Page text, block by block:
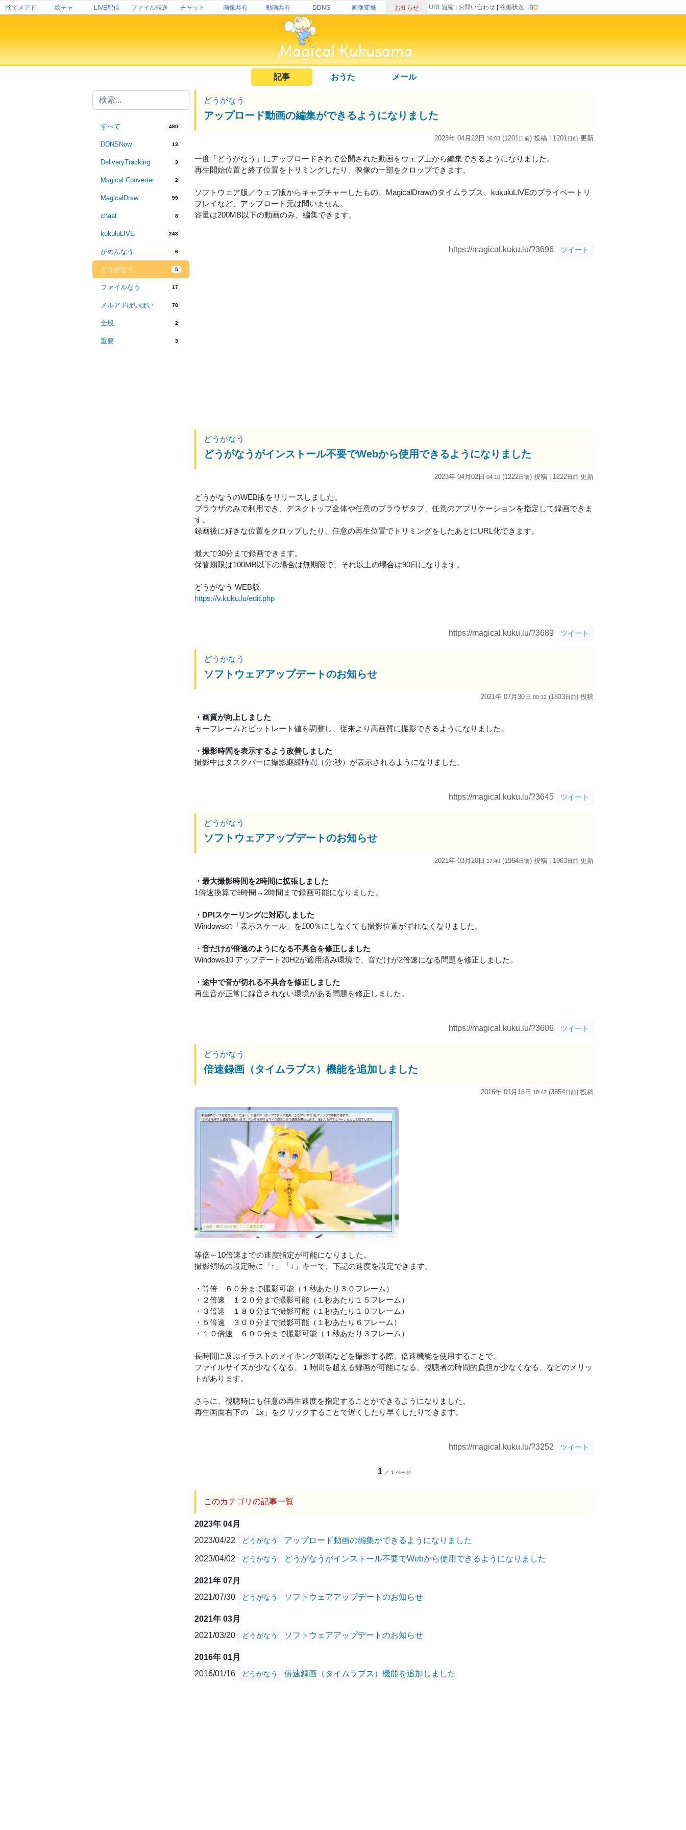
捨てメアド 絵チャ LIVE配信 ファイル転送 チャット 画像共有 動画共有 DDNS 画像変換 お知らせ URL短縮 お問い合わせ 稼働状況
記事 おうた メール
すべて 480
DDNSNow 13
DeliveryTracking 3
Magical Converter 2
MagicalDraw 99
chaat 8
kukuluLIVE 243
がめんなう 6
どうがなう 5
ファイルなう 17
メルアドぽいぽい 78
全般 2
重要 3
どうがなう
アップロード動画の編集ができるようになりました
2023年 04月22日 16:03 (1201日前) 投稿 | 1201日前 更新
一度「どうがなう」にアップロードされて公開された動画をウェブ上から編集できるようになりました。
再生開始位置と終了位置をトリミングしたり、映像の一部をクロップできます。
ソフトウェア版／ウェブ版からキャプチャーしたもの、MagicalDrawのタイムラプス、kukuluLIVEのプライベートリ
プレイなど、アップロード元は問いません。
容量は200MB以下の動画のみ、編集できます。
https://magical.kuku.lu/?3696 ツイート
どうがなう
どうがなうがインストール不要でWebから使用できるようになりました
2023年 04月02日 04:10 (1222日前) 投稿 | 1222日前 更新
どうがなうのWEB版をリリースしました。
ブラウザのみで利用でき、デスクトップ全体や任意のブラウザタブ、任意のアプリケーションを指定して録画できま
す。
録画後に好きな位置をクロップしたり、任意の再生位置でトリミングをしたあとにURL化できます。
最大で30分まで録画できます。
保管期限は100MB以下の場合は無期限で、それ以上の場合は90日になります。
どうがなう WEB版
https://v.kuku.lu/edit.php
https://magical.kuku.lu/?3689 ツイート
どうがなう
ソフトウェアアップデートのお知らせ
2021年 07月30日 00:12 (1833日前) 投稿
・画質が向上しました
キーフレームとビットレート値を調整し、従来より高画質に撮影できるようになりました。
・撮影時間を表示するよう改善しました
撮影中はタスクバーに撮影継続時間（分:秒）が表示されるようになりました。
https://magical.kuku.lu/?3645 ツイート
どうがなう
ソフトウェアアップデートのお知らせ
2021年 03月20日 17:40 (1964日前) 投稿 | 1963日前 更新
・最大撮影時間を2時間に拡張しました
1倍速換算で1時間→2時間まで録画可能になりました。
・DPIスケーリングに対応しました
Windowsの「表示スケール」を100％にしなくても撮影位置がずれなくなりました。
・音だけが倍速のようになる不具合を修正しました
Windows10 アップデート20H2が適用済み環境で、音だけが2倍速になる問題を修正しました。
・途中で音が切れる不具合を修正しました
再生音が正常に録音されない環境がある問題を修正しました。
https://magical.kuku.lu/?3606 ツイート
どうがなう
倍速録画（タイムラプス）機能を追加しました
2016年 01月16日 18:47 (3854日前) 投稿
等倍～10倍速までの速度指定が可能になりました。
撮影領域の設定時に「↑」「↓」キーで、下記の速度を設定できます。
・等倍 ６０分まで撮影可能（１秒あたり３０フレーム）
・２倍速 １２０分まで撮影可能（１秒あたり１５フレーム）
・３倍速 １８０分まで撮影可能（１秒あたり１０フレーム）
・５倍速 ３００分まで撮影可能（１秒あたり６フレーム）
・１０倍速 ６００分まで撮影可能（１秒あたり３フレーム）
長時間に及ぶイラストのメイキング動画などを撮影する際、倍速機能を使用することで、
ファイルサイズが少なくなる、１時間を超える録画が可能になる、視聴者の時間的負担が少なくなる、などのメリッ
トがあります。
さらに、視聴時にも任意の再生速度を指定することができるようになりました。
再生画面右下の「1x」をクリックすることで遅くしたり早くしたりできます。
https://magical.kuku.lu/?3252 ツイート
1 ／ 1 ページ
このカテゴリの記事一覧
2023年 04月
2023/04/22
どうがなう アップロード動画の編集ができるようになりました
2023/04/02 どうがなう どうがなうがインストール不要でWebから使用できるようになりました
2021年 07月
2021/07/30
どうがなう ソフトウェアアップデートのお知らせ
2021年 03月
2021/03/20
どうがなう ソフトウェアアップデートのお知らせ
2016年 01月
2016/01/16
どうがなう 倍速録画（タイムラプス）機能を追加しました